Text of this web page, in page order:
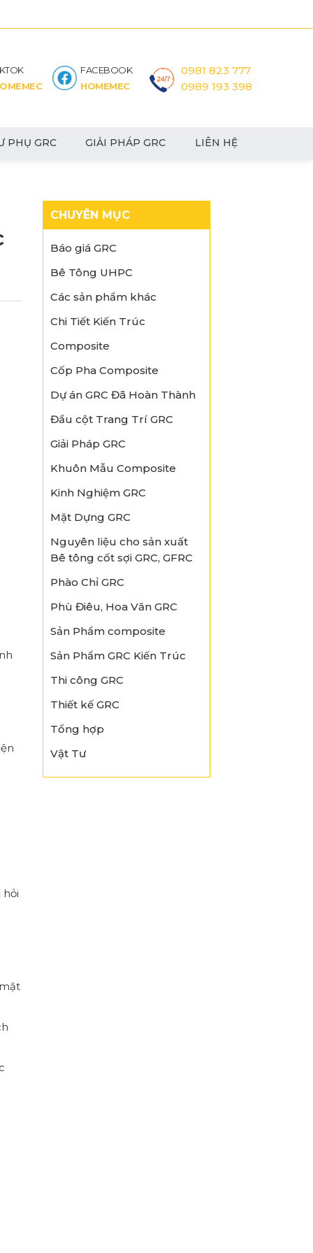
FACEBOOK
HOMEMEC
0981 823 777
0989 193 398
PHỤ GRC GIẢI PHÁP GRC LIÊN HỆ
CHUYÊN MỤC
Báo giá GRC
Bê Tông UHPC
Các sản phẩm khác
Chi Tiết Kiến Trúc
Composite
Cốp Pha Composite
Dự án GRC Đã Hoàn Thành
Đầu cột Trang Trí GRC
Giải Pháp GRC
Khuôn Mẫu Composite
Kinh Nghiệm GRC
Mặt Dựng GRC
Nguyên liệu cho sản xuất
Bê tông cốt sợi GRC, GFRC
Phào Chỉ GRC
Phù Điêu, Hoa Văn GRC
Sản Phẩm composite
Sản Phẩm GRC Kiến Trúc
Thi công GRC
Thiết kế GRC
Tổng hợp
Vật Tư